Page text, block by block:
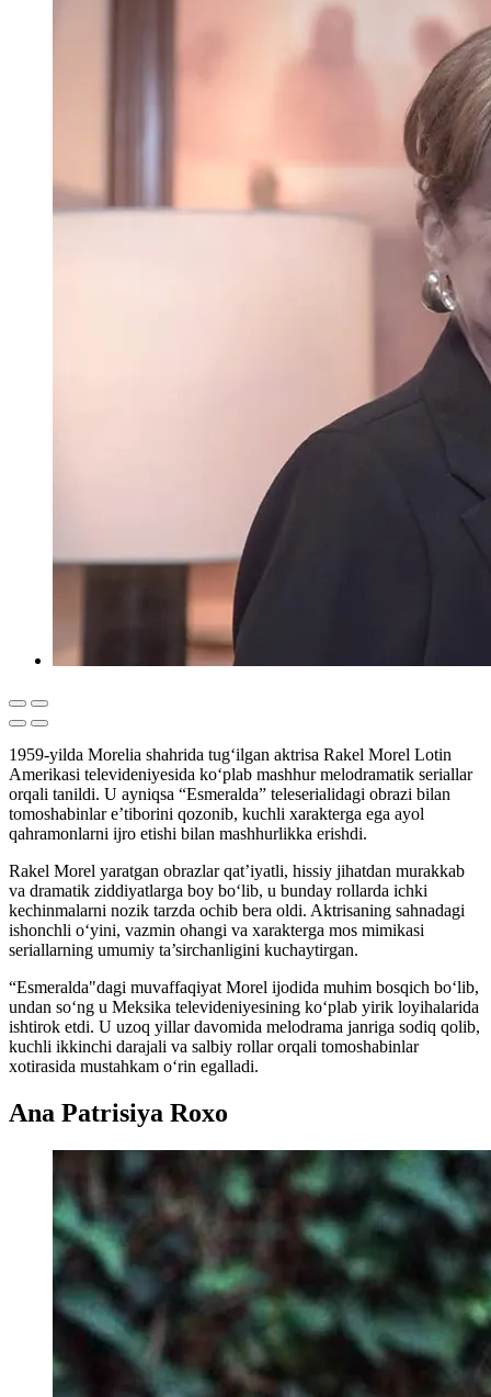
1959-yilda Morelia shahrida tug‘ilgan aktrisa Rakel Morel Lotin
Amerikasi televideniyesida ko‘plab mashhur melodramatik seriallar
orqali tanildi. U ayniqsa “Esmeralda” teleserialidagi obrazi bilan
tomoshabinlar e’tiborini qozonib, kuchli xarakterga ega ayol
qahramonlarni ijro etishi bilan mashhurlikka erishdi.
Rakel Morel yaratgan obrazlar qat’iyatli, hissiy jihatdan murakkab
va dramatik ziddiyatlarga boy bo‘lib, u bunday rollarda ichki
kechinmalarni nozik tarzda ochib bera oldi. Aktrisaning sahnadagi
ishonchli o‘yini, vazmin ohangi va xarakterga mos mimikasi
seriallarning umumiy ta’sirchanligini kuchaytirgan.
“Esmeralda"dagi muvaffaqiyat Morel ijodida muhim bosqich bo‘lib,
undan so‘ng u Meksika televideniyesining ko‘plab yirik loyihalarida
ishtirok etdi. U uzoq yillar davomida melodrama janriga sodiq qolib,
kuchli ikkinchi darajali va salbiy rollar orqali tomoshabinlar
xotirasida mustahkam o‘rin egalladi.
Ana Patrisiya Roxo